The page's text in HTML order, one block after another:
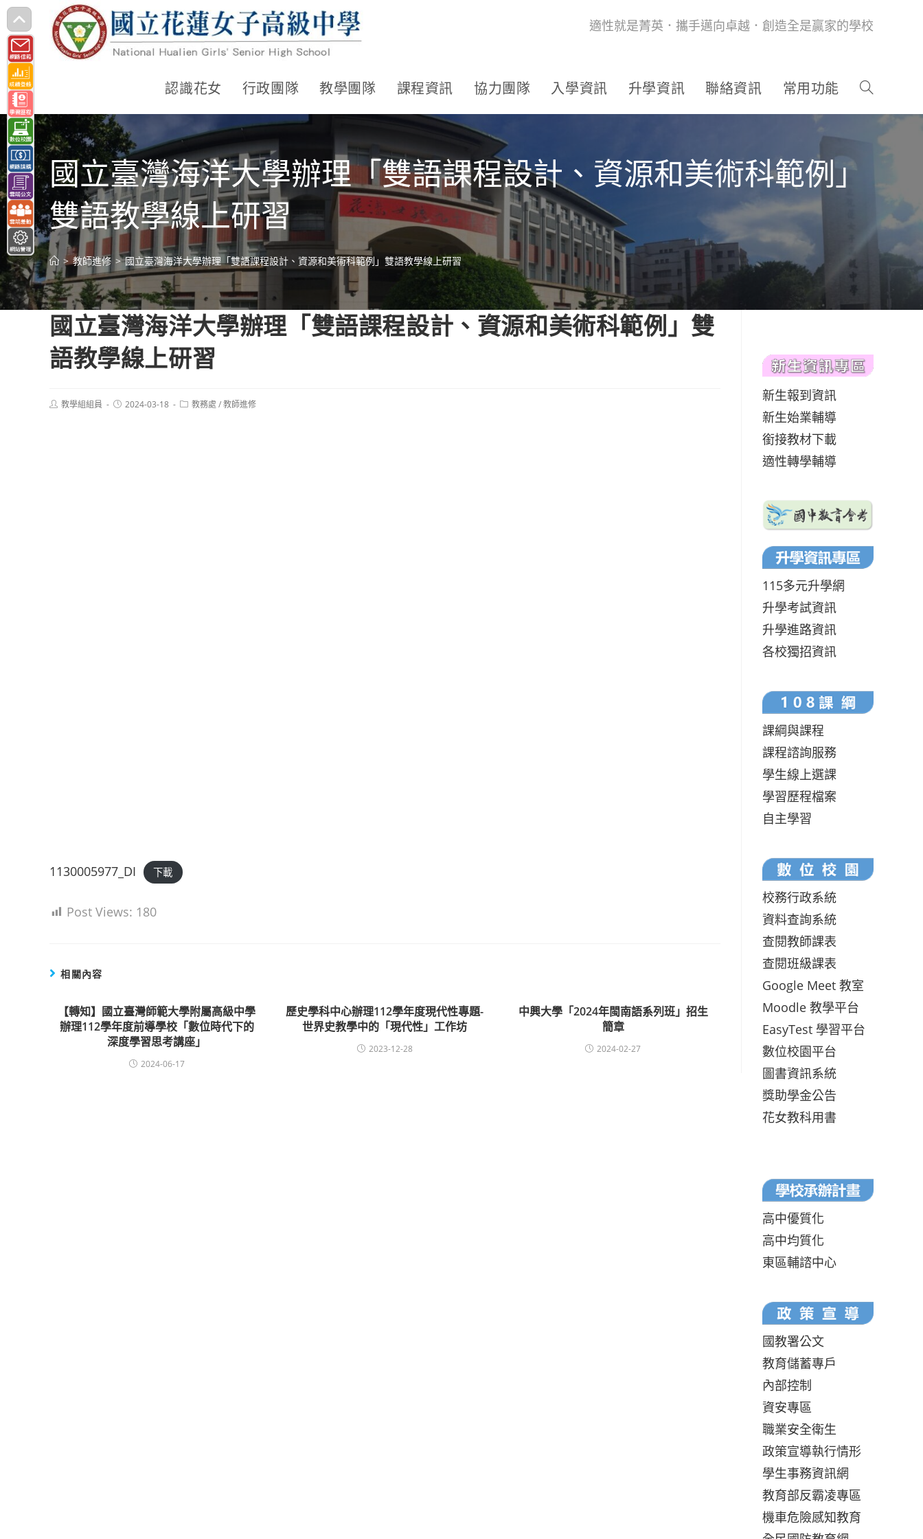
跳
轉
至
主
要
內
容
適性就是菁英．攜手邁向卓越．創造全是贏家的學校
認識花女 行政團隊 教學團隊 課程資訊 協力團隊 入學資訊 升學資訊 聯絡資訊 常用功能
國立臺灣海洋大學辦理「雙語課程設計、資源和美術科範例」
雙語教學線上研習
> 教師進修 > 國立臺灣海洋大學辦理「雙語課程設計、資源和美術科範例」雙語教學線上研習
國立臺灣海洋大學辦理「雙語課程設計、資源和美術科範例」雙
語教學線上研習
Post教學組組員
Post2024-03-18
Post教務處 /教師進修
1130005977_DI 下載
Post Views: 180
相關內容
【轉知】國立臺灣師範大學附屬高級中學
辦理112學年度前導學校「數位時代下的
深度學習思考講座」
2024-06-17
歷史學科中心辦理112學年度現代性專題-
世界史教學中的「現代性」工作坊
2023-12-28
中興大學「2024年閩南語系列班」招生
簡章
2024-02-27
新生報到資訊
新生始業輔導
銜接教材下載
適性轉學輔導
115多元升學網
升學考試資訊
升學進路資訊
各校獨招資訊
課綱與課程
課程諮詢服務
學生線上選課
學習歷程檔案
自主學習
校務行政系統
資料查詢系統
查閱教師課表
查閱班級課表
Google Meet 教室
Moodle 教學平台
EasyTest 學習平台
數位校園平台
圖書資訊系統
獎助學金公告
花女教科用書
高中優質化
高中均質化
東區輔諮中心
國教署公文
教育儲蓄專戶
內部控制
資安專區
職業安全衛生
政策宣導執行情形
學生事務資訊網
教育部反霸凌專區
機車危險感知教育